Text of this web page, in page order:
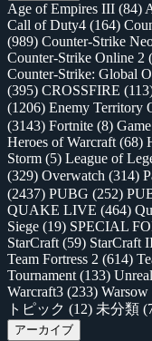
Age of Empires III (84)
Call of Duty4 (164)
(989) Counter-Strike
Counter-Strike Online 2
Counter-Strike: Global
(395) CROSSFIRE
(1206) Enemy Territory
(3143) Fortnite (8) Game
Heroes of Warcraft (68)
Storm (5) League of
(329) Overwatch (314)
(2437) PUBG (252)
QUAKE LIVE (464)
Siege (19) SPECIAL
StarCraft (59) StarCraft
Team Fortress 2 (614)
Tournament (133)
Warcraft3 (233) Warsow
トピック (12) 未分類
アーカイブ